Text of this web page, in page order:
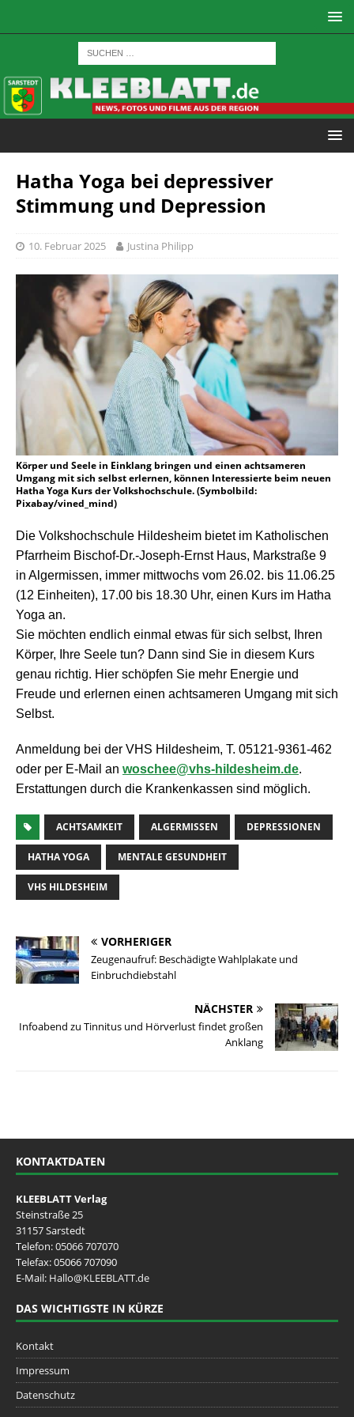
Hatha Yoga bei depressiver
Stimmung und Depression
10. Februar 2025 Justina Philipp
Körper und Seele in Einklang bringen und einen achtsameren
Umgang mit sich selbst erlernen, können Interessierte beim neuen
Hatha Yoga Kurs der Volkshochschule. (Symbolbild:
Pixabay/vined_mind)
Die Volkshochschule Hildesheim bietet im Katholischen
Pfarrheim Bischof-Dr.-Joseph-Ernst Haus, Markstraße 9
in Algermissen, immer mittwochs vom 26.02. bis 11.06.25
(12 Einheiten), 17.00 bis 18.30 Uhr, einen Kurs im Hatha
Yoga an.
Sie möchten endlich einmal etwas für sich selbst, Ihren
Körper, Ihre Seele tun? Dann sind Sie in diesem Kurs
genau richtig. Hier schöpfen Sie mehr Energie und
Freude und erlernen einen achtsameren Umgang mit sich
Selbst.
Anmeldung bei der VHS Hildesheim, T. 05121-9361-462
oder per E-Mail an woschee@vhs-hildesheim.de.
Erstattungen durch die Krankenkassen sind möglich.
ACHTSAMKEIT ALGERMISSEN DEPRESSIONEN
HATHA YOGA MENTALE GESUNDHEIT
VHS HILDESHEIM
VORHERIGER
Zeugenaufruf: Beschädigte Wahlplakate und
Einbruchdiebstahl
NÄCHSTER
Infoabend zu Tinnitus und Hörverlust findet großen
Anklang
KONTAKTDATEN
KLEEBLATT Verlag
Steinstraße 25
31157 Sarstedt
Telefon:05066 707070
Telefax: 05066 707090
E-Mail: Hallo@KLEEBLATT.de
DAS WICHTIGSTE IN KÜRZE
Kontakt
Impressum
Datenschutz